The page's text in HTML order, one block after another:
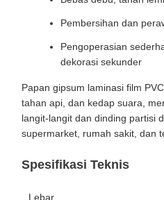
Pembersihan dan
Pengoperasian
dekorasi sekunder
Papan gipsum laminasi film
tahan api, dan kedap suara,
langit-langit dan dinding partisi
supermarket, rumah sakit, dan
Spesifikasi Teknis
Lebar